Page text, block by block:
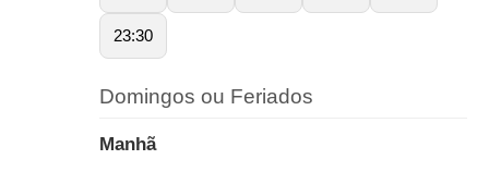
23:30
Domingos ou Feriados
Manhã